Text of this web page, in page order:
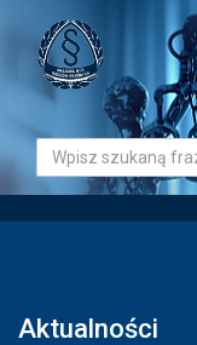
Aktualności